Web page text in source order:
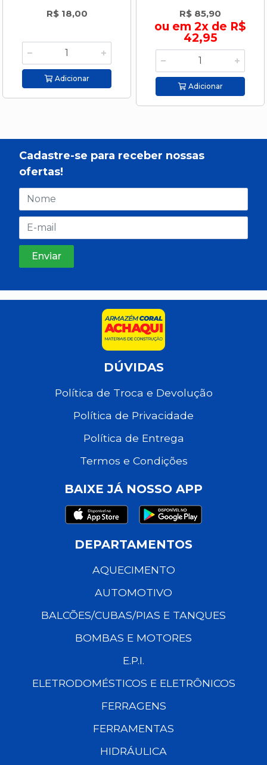
R$ 18,00
Adicionar
R$ 85,90
ou em 2x de R$
42,95
Adicionar
Cadastre-se para receber nossas
ofertas!
DÚVIDAS
Política de Troca e Devolução
Política de Privacidade
Política de Entrega
Termos e Condições
BAIXE JÁ NOSSO APP
DEPARTAMENTOS
AQUECIMENTO
AUTOMOTIVO
BALCÕES/CUBAS/PIAS E TANQUES
BOMBAS E MOTORES
E.P.I.
ELETRODOMÉSTICOS E ELETRÔNICOS
FERRAGENS
FERRAMENTAS
HIDRÁULICA